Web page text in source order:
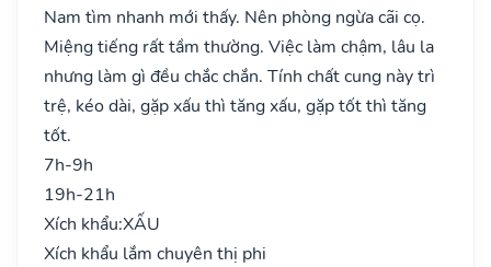
Nam tìm nhanh mới thấy. Nên phòng ngừa cãi cọ.
Miệng tiếng rất tầm thường. Việc làm chậm, lâu la
nhưng làm gì đều chắc chắn. Tính chất cung này trì
trệ, kéo dài, gặp xấu thì tăng xấu, gặp tốt thì tăng
tốt.
7h-9h
19h-21h
Xích khẩu:XẤU
Xích khẩu lắm chuyên thị phi